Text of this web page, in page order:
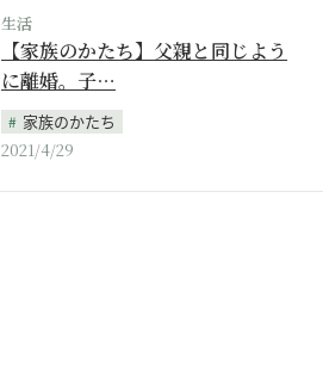
生活
【家族のかたち】父親と同じよう
に離婚。子…
家族のかたち
2021/4/29